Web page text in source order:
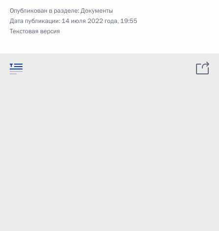
Опубликован в разделе:Документы
Дата публикации: 14 июля 2022 года, 19:55
Текстовая версия